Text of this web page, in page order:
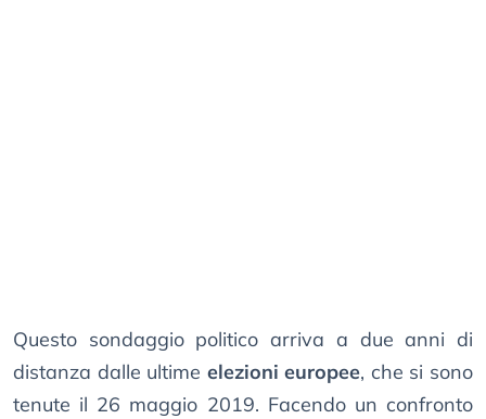
Questo sondaggio politico arriva a due anni di
distanza dalle ultime elezioni europee, che si sono
tenute il 26 maggio 2019. Facendo un confronto